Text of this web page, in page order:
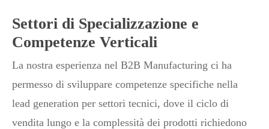
Settori di Specializzazione e
Competenze Verticali
La nostra esperienza nel B2B Manufacturing ci ha
permesso di sviluppare competenze specifiche nella
lead generation per settori tecnici, dove il ciclo di
vendita lungo e la complessità dei prodotti richiedono